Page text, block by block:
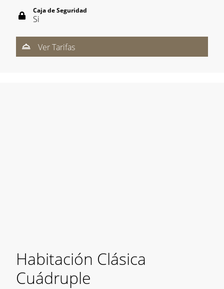
Caja de Seguridad
Si
Ver Tarifas
Habitación Clásica
Cuádruple